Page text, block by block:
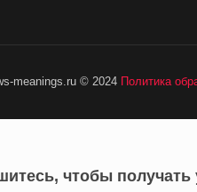
meanings.ru © 2024 Политика
чтобы получать